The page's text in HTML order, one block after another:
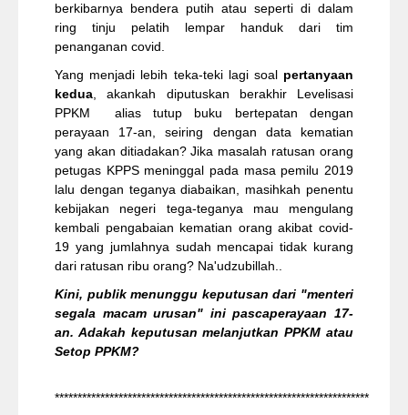
berkibarnya bendera putih atau seperti di dalam
ring tinju pelatih lempar handuk dari tim
penanganan covid.
Yang menjadi lebih teka-teki lagi soal pertanyaan
kedua, akankah diputuskan berakhir Levelisasi
PPKM alias tutup buku bertepatan dengan
perayaan 17-an, seiring dengan data kematian
yang akan ditiadakan? Jika masalah ratusan orang
petugas KPPS meninggal pada masa pemilu 2019
lalu dengan teganya diabaikan, masihkah penentu
kebijakan negeri tega-teganya mau mengulang
kembali pengabaian kematian orang akibat covid-
19 yang jumlahnya sudah mencapai tidak kurang
dari ratusan ribu orang? Na'udzubillah..
Kini, publik menunggu keputusan dari "menteri
segala macam urusan" ini pascaperayaan 17-
an. Adakah keputusan melanjutkan PPKM atau
Setop PPKM?
*********************************************************************